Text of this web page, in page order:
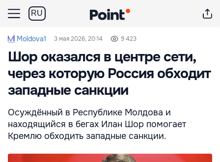
RU
Moldova1 3 мая 2026, 20:14 9 423
Шор оказался в центре сети,
через которую Россия обходит
западные санкции
Осуждённый в Республике Молдова и
находящийся в бегах Илан Шор помогает
Кремлю обходить западные санкции.